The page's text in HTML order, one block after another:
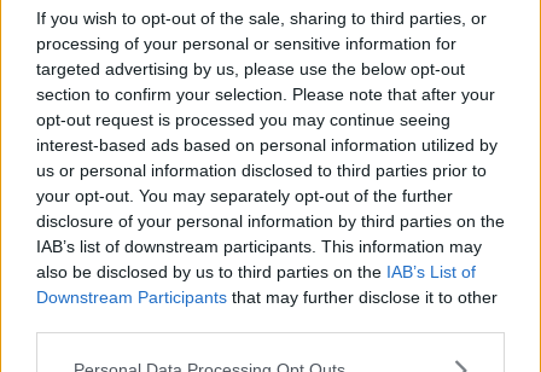
If you wish to opt-out of the sale, sharing to third parties, or
processing of your personal or sensitive information for
targeted advertising by us, please use the below opt-out
section to confirm your selection. Please note that after your
opt-out request is processed you may continue seeing
interest-based ads based on personal information utilized by
us or personal information disclosed to third parties prior to
your opt-out. You may separately opt-out of the further
disclosure of your personal information by third parties on the
IAB’s list of downstream participants. This information may
also be disclosed by us to third parties on the IAB’s List of
Downstream Participants that may further disclose it to other
Basta cliccareQUI
Ti potrebbe interessare anche:
Articoli dal Blog “Disincantato” di Adolfo Santoro
​Linee guida per organizzare il civismo della complessità
​Il ripristino della natura secondo la legge e l’impegno dei
Cittadini
Il nesso tra cambiamenti climatici e salute umana
Tutti morimmo a stento (3)
Tutti morimmo a stento (2)
​Tutti morimmo a stento (1)
IL CORRIDOIO BLU il resoconto del convegno
Un manuale essenziale per seguire il CORRIDOIO BLU
Il corridoio blu